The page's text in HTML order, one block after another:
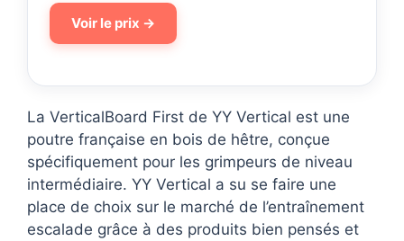
Voir le prix →
La VerticalBoard First de YY Vertical est une
poutre française en bois de hêtre, conçue
spécifiquement pour les grimpeurs de niveau
intermédiaire. YY Vertical a su se faire une
place de choix sur le marché de l’entraînement
escalade grâce à des produits bien pensés et